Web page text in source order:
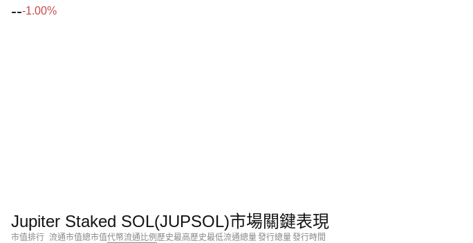
---1.00%
Jupiter Staked SOL(JUPSOL)市場關鍵表現
市值排行 流通市值總市值代幣流通比例 歷史最高歷史最低流通總量發行總量發行時間